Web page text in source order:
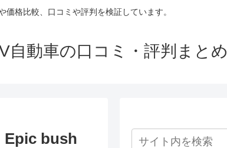
格比較、口コミや評判を検証しています。
自動車の口コミ・評判まとめ
bush